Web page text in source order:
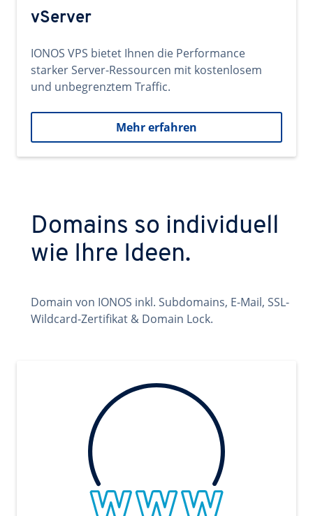
vServer
IONOS VPS bietet Ihnen die Performance
starker Server-Ressourcen mit kostenlosem
und unbegrenztem Traffic.
Mehr erfahren
Domains so individuell
wie Ihre Ideen.
Domain von IONOS inkl. Subdomains, E-Mail, SSL-
Wildcard-Zertifikat & Domain Lock.